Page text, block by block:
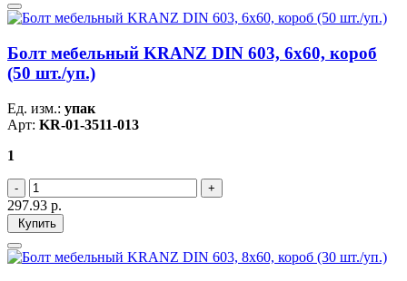
Болт мебельный KRANZ DIN 603, 6х60, короб
(50 шт./уп.)
Ед. изм.: упак
Арт: KR-01-3511-013
1
297.93 р.
Купить